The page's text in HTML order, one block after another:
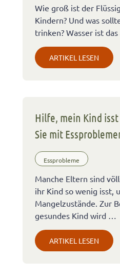
Wie groß ist der
Kindern? Und was
trinken? Wasser ist
ARTIKEL LESEN
Hilfe, mein Kind
Sie mit
Essprobleme
Manche Eltern sind
ihr Kind so wenig isst,
Mangelzustände. Zur
gesundes Kind wird …
ARTIKEL LESEN